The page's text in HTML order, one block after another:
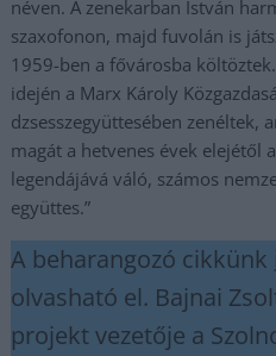
néven. A zenekarban István
szaxofonon, majd fuvolán is
1959-ben a fővárosba
idején a Marx Károly
dzsesszegyüttesében zenéltek,
magát a hetvenes évek elejétől
legendájává váló, számos
együttes.”
A beharangozó cikkünk
olvasható el. Bajnai
projekt vezetője a